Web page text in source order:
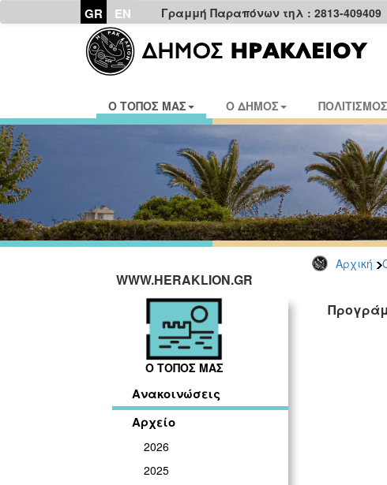
GR EN Γραμμή Παραπόνων τηλ : 2813-409409
Ο ΤΟΠΟΣ ΜΑΣ Ο ΔΗΜΟΣ ΠΟΛΙΤΙΣΜΟΣ
Αρχική
WWW.HERAKLION.GR
Ο ΤΟΠΟΣ ΜΑΣ
Ανακοινώσεις
Αρχείο
2026
2025